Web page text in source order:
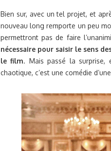
Bien sur, avec un tel projet, et
nouveau long remporte un peu
permettront pas de faire
nécessaire pour saisir le sens
le film. Mais passé la surprise,
chaotique, c’est une comédie